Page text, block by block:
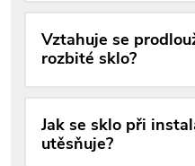
Vztahuje se
rozbité sklo?
Jak se sklo při
utěsňuje?